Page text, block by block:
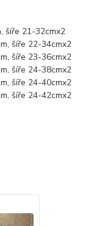
šíře 21-32cmx2
šíře 22-34cmx2
šíře 23-36cmx2
šíře 24-38cmx2
šíře 24-40cmx2
šíře 24-42cmx2